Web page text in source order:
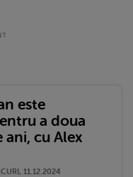
este
a doua
ani, cu Alex
11.12.2024